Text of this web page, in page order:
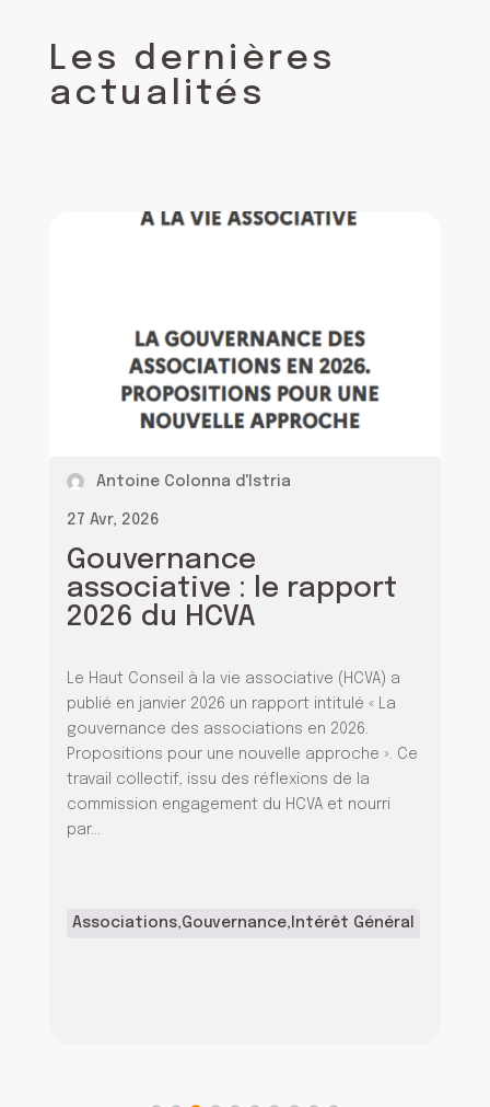
Les dernières
actualités
Antoine Colonna d'Istria
27 Avr, 2026
Gouvernance
associative : le rapport
2026 du HCVA
Le Haut Conseil à la vie associative (HCVA) a
publié en janvier 2026 un rapport intitulé « La
gouvernance des associations en 2026.
Propositions pour une nouvelle approche ». Ce
travail collectif, issu des réflexions de la
commission engagement du HCVA et nourri
par...
Associations,Gouvernance, Intérêt Général